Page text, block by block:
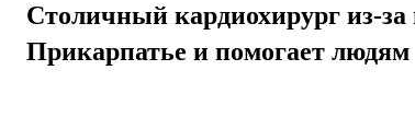
Столичный кардиохирург из-
Прикарпатье и помогает людям